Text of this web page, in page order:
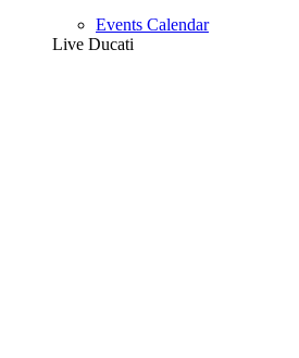
Events Calendar
Live Ducati